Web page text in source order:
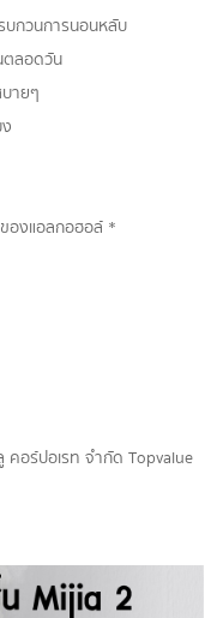
บกวนการนอนหลับ
ตลอดวัน
ายๆ
ของแอลกอฮอล์ *
อร์ปอเรท จํากัด Topvalue